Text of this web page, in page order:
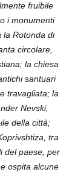
fruibile
i monumenti
la Rotonda di
circolare,
la chiesa
santuari
travagliata; la
Nevski,
della città;
tra
del paese, per
ospita alcune